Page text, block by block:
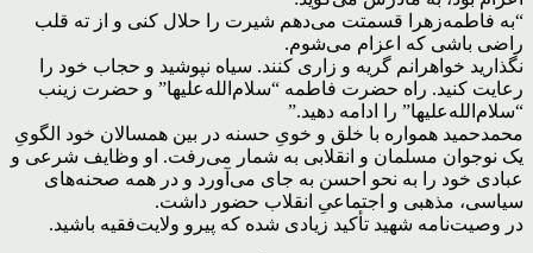
“به فاطمه‌زهرا قسمتت می‌دهم شیرت را حلال کنی و از ته قلب
راضی باشی که اعزام می‌شوم.
نگذارید خواهرانم گریه و زاری کنند. سیاه نپوشید و حجاب خود را
رعایت کنید. راه حضرت فاطمه “سلام‌الله‌علیها” و حضرت زینب
“سلام‌الله‌علیها” را ادامه دهید.”
محمدحمید همواره با خلق و خویِ حسنه در بین همسالان خود الگویِ
یک نوجوان مسلمان و انقلابی به شمار می‌رفت. او وظایف شرعی و
عبادی خود را به نحو احسن به جای می‌آورد و در همه صحنه‌های
سیاسی، مذهبی و اجتماعیِ انقلاب حضور داشت.
در وصیت‌نامه شهید تأکید زیادی شده که پیرو ولایت‌فقیه باشید.